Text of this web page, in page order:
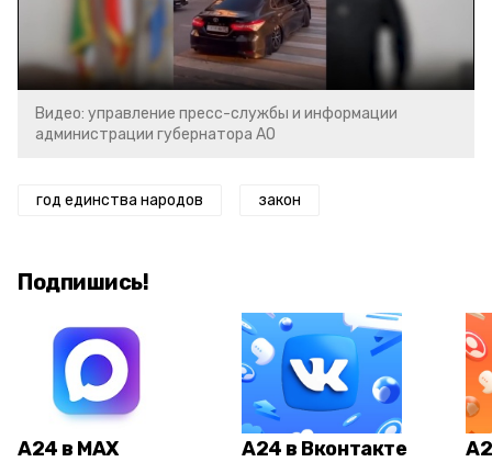
Video
Видео: управление пресс-службы и информации
администрации губернатора АО
год единства народов закон
Подпишись!
А24 в MAX А24 в Вконтакте